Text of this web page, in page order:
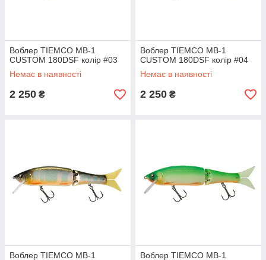
Воблер TIEMCO MB-1
CUSTOM 180DSF колір #03
Немає в наявності
2 250 ₴
Воблер TIEMCO MB-1
CUSTOM 180DSF колір #04
Немає в наявності
2 250 ₴
Воблер TIEMCO MB-1
Воблер TIEMCO MB-1